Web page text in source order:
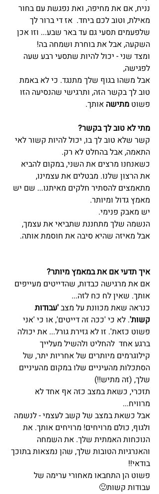
נניח, אם את מחיפה, ואת נפגשת עם בחור
מאילת, וטוב לכם ביחד.  אז די ברור לך
שלפעמים תסעי גם עד באר שבע... וזו אכן
השקעה, אבל את בוחרת ושמחה בה!
ומצד שני - יכול להיות שתסעי רבע שעה
לפגישה,
אבל משהו בגוף שלך מתנגד. כי לא באמת
טוב לך בקשר הזה, ותרגישי שהנסיעה הזו
פשוט מתישה אותך.
מתי לא טוב לך בקשר?
קשר שלא טוב לך בו, יכול להיות קשור לאי
התאמה, אבל בהחלט לא רק.
כשאנחנו מרצים את השני, במקום להביא
את הרצון שלנו. מבטלים את עצמינו,
מתאמצים להסתיר חלקים מאיתנו... שם יש
מאמץ גדול ומיותר.
יש מאבק פנימי.
הנשמה שלך מתחננת שתביאי את עצמך,
אבל מאיזה שהיא סיבה את חוסמת אותה.
איך תדעי אם את במאמץ מיותר?
אם את מרגישה כבדות, שהדייטים מעייפים
אותך. שאין לח כח לזה...
כנראה שאת מכוונת על מצב 'עבודות
קשות'. לא כי 'ככה זה דייטים', או כי 'אני
פשוט כזאת'. זו לא גזירת גורל... את יכולה
ברגע אחד  להחליט ולהשיל מעלייך
קילוגרמים מיותרים של אחריות יתר, של
הסתכלות מהעיניים שלו במקום מהעיניים
שלך, (זה מתיש!!)
תזכרי, כשאת במצב כזה אף אחד לא
מרוויח...
אבל כשאת במצב של קשב לעצמי - לנשמה
ולגוף, כולם מרויחים! מרויחים אותך. את
הנוכחות האמתית שלך. את השמחה
והאנרגיות הטובות שלך, שהן נמצאות בתוכך
בודאי!!
פשוט הן התחבאו מאחורי ערימה של
עבודות קשות🙂